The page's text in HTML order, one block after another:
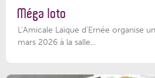
Méga loto
L’Amicale Laïque d’Ernée organise
mars 2026 à la salle...